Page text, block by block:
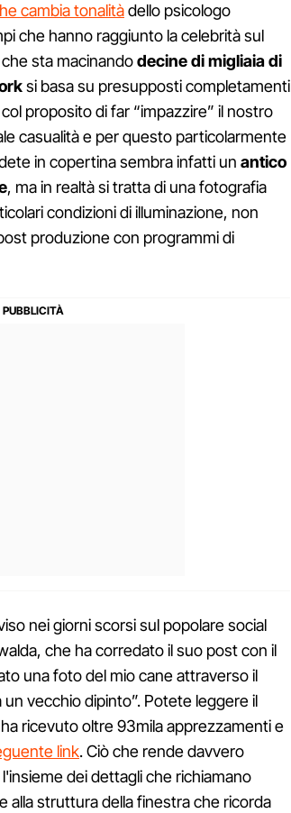
cambia tonalitàdello psicologo
che hanno raggiunto la celebrità sul
sta macinandodecine di migliaia di
si basa su presupposti completamenti
proposito di far “impazzire” il nostro
casualità e per questo particolarmente
in copertina sembra infatti un antico
, ma in realtà si tratta di una fotografia
condizioni di illuminazione, non
produzione con programmi di
nei giorni scorsi sul popolare social
che ha corredato il suo post con il
una foto del mio cane attraverso il
vecchio dipinto”. Potete leggere il
ricevuto oltre 93mila apprezzamenti e
link. Ciò che rende davvero
dei dettagli che richiamano
alla struttura della finestra che ricorda